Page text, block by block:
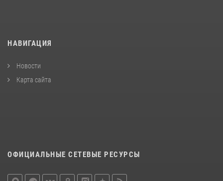
НАВИГАЦИЯ
Новости
Карта сайта
ОФИЦИАЛЬНЫЕ СЕТЕВЫЕ РЕСУРСЫ